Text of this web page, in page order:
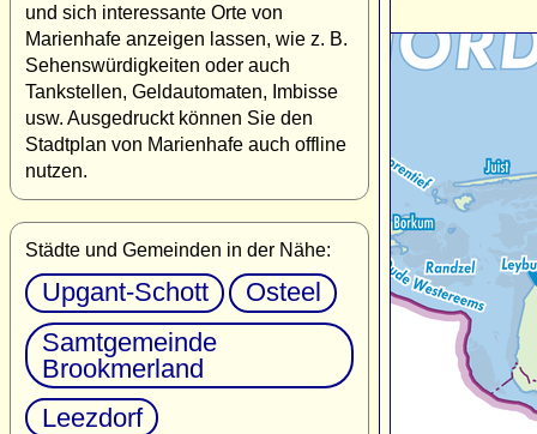
und sich interessante Orte von
Marienhafe anzeigen lassen, wie z. B.
Sehenswürdigkeiten oder auch
Tankstellen, Geldautomaten, Imbisse
usw. Ausgedruckt können Sie den
Stadtplan von Marienhafe auch offline
nutzen.
Städte und Gemeinden in der Nähe:
Upgant-Schott
Osteel
Samtgemeinde
Brookmerland
Leezdorf